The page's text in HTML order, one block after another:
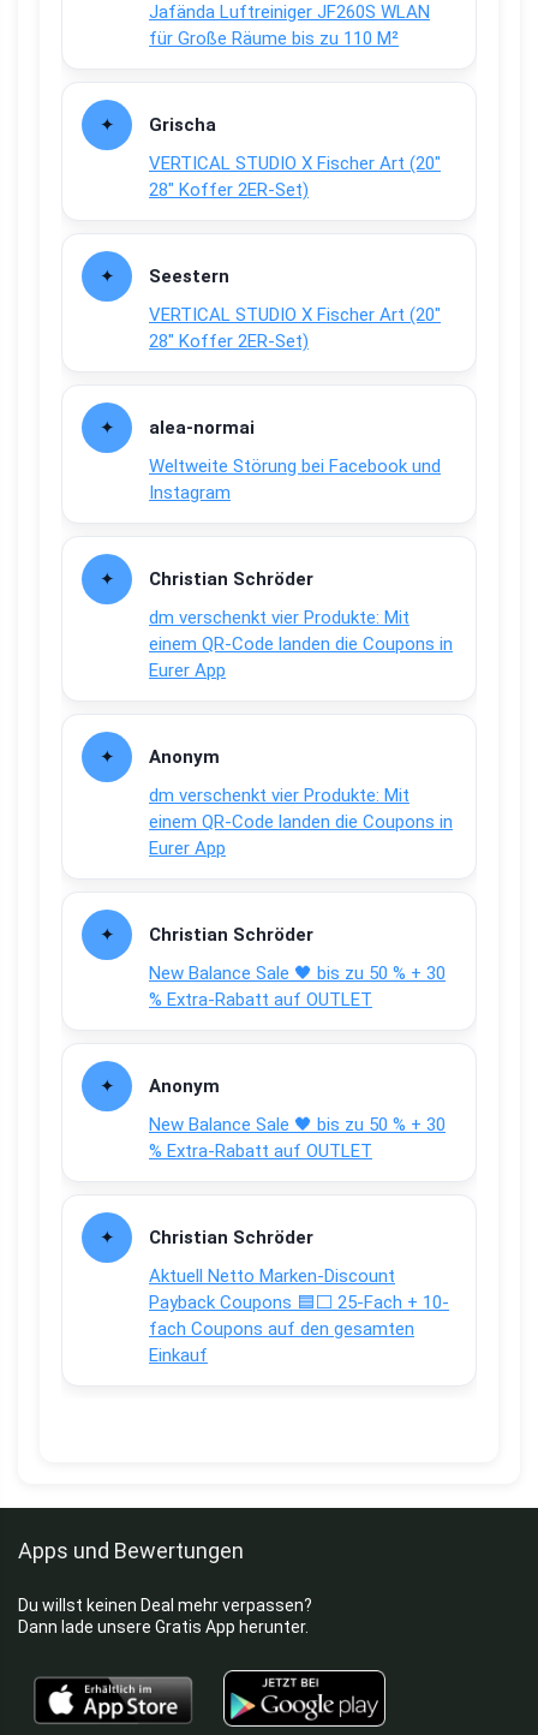
Jafända Luftreiniger JF260S WLAN
für Große Räume bis zu 110 M²
Grischa
VERTICAL STUDIO X Fischer Art (20″
28″ Koffer 2ER-Set)
Seestern
VERTICAL STUDIO X Fischer Art (20″
28″ Koffer 2ER-Set)
alea-normai
Weltweite Störung bei Facebook und
Instagram
Christian Schröder
dm verschenkt vier Produkte: Mit
einem QR-Code landen die Coupons in
Eurer App
Anonym
dm verschenkt vier Produkte: Mit
einem QR-Code landen die Coupons in
Eurer App
Christian Schröder
New Balance Sale 🖤 bis zu 50 % + 30
% Extra-Rabatt auf OUTLET
Anonym
New Balance Sale 🖤 bis zu 50 % + 30
% Extra-Rabatt auf OUTLET
Christian Schröder
Aktuell Netto Marken-Discount
Payback Coupons 🟦⬜ 25-Fach + 10-
fach Coupons auf den gesamten
Einkauf
Apps und Bewertungen
Du willst keinen Deal mehr verpassen?
Dann lade unsere Gratis App herunter.